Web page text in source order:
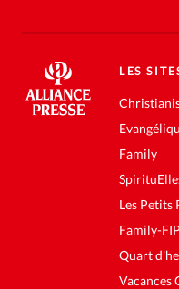
LES
Family
Les Petits
Family-
Quart
Vacances